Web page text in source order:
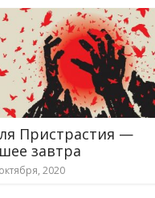
Пристрастия —
завтра
2020